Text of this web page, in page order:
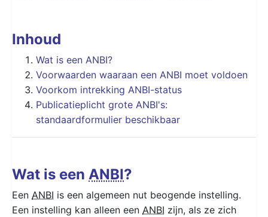
Inhoud
Wat is een ANBI?
Voorwaarden waaraan een ANBI moet voldoen
Voorkom intrekking ANBI-status
Publicatieplicht grote ANBI's:
standaardformulier beschikbaar
Wat is een ANBI?
Een ANBI is een algemeen nut beogende instelling.
Een instelling kan alleen een ANBI zijn, als ze zich